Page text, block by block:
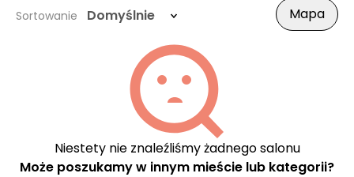
Sortowanie Domyślnie Mapa
Niestety nie znaleźliśmy żadnego salonu
Może poszukamy w innym mieście lub kategorii?